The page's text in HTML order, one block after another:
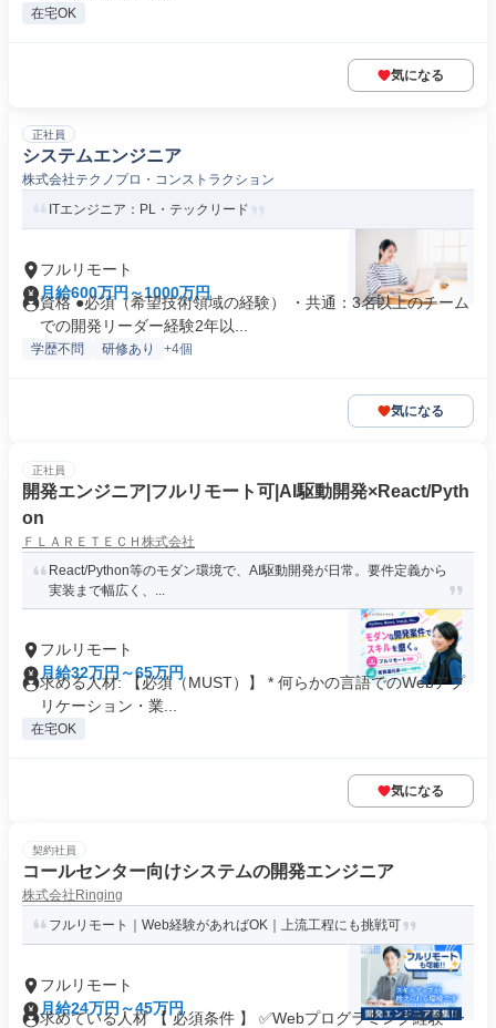
在宅OK
気になる
正社員
システムエンジニア
株式会社テクノプロ・コンストラクション
ITエンジニア：PL・テックリード
フルリモート
月給600万円～1000万円
資格 ●必須（希望技術領域の経験） ・共通：3名以上のチーム
での開発リーダー経験2年以...
学歴不問 研修あり +4個
気になる
正社員
開発エンジニア|フルリモート可|AI駆動開発×React/Pyth
on
ＦＬＡＲＥＴＥＣＨ株式会社
React/Python等のモダン環境で、AI駆動開発が日常。要件定義から
実装まで幅広く、...
フルリモート
月給32万円～65万円
求める人材: 【必須（MUST）】 * 何らかの言語でのWebアプ
リケーション・業...
在宅OK
気になる
契約社員
コールセンター向けシステムの開発エンジニア
株式会社Ringing
フルリモート｜Web経験があればOK｜上流工程にも挑戦可
フルリモート
月給24万円～45万円
求めている人材 【 必須条件 】 ✅Webプログラミング経験 ┗